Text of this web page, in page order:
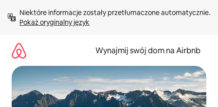
treści Pokaż oryginalny język
Wynajmij swój dom na Airbnb